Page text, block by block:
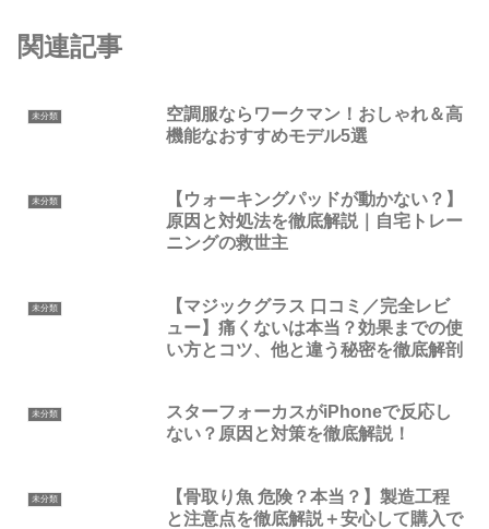
関連記事
未分類
空調服ならワークマン！おしゃれ＆高
機能なおすすめモデル5選
未分類
【ウォーキングパッドが動かない？】
原因と対処法を徹底解説｜自宅トレー
ニングの救世主
未分類
【マジックグラス 口コミ／完全レビ
ュー】痛くないは本当？効果までの使
い方とコツ、他と違う秘密を徹底解剖
未分類
スターフォーカスがiPhoneで反応し
ない？原因と対策を徹底解説！
未分類
【骨取り魚 危険？本当？】製造工程
と注意点を徹底解説＋安心して購入で